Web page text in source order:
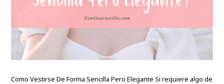
Como Vestirse De Forma Sencilla Pero Elegante Si requiere algo de